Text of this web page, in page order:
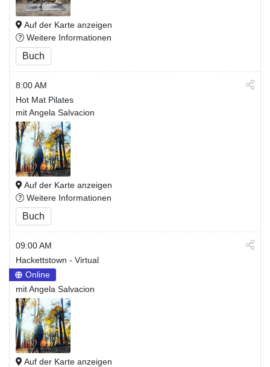
Auf der Karte anzeigen
Weitere Informationen
Buch
8:00 AM
Hot Mat Pilates
mit Angela Salvacion
Auf der Karte anzeigen
Weitere Informationen
Buch
09:00 AM
Hackettstown - Virtual
Online
mit Angela Salvacion
Auf der Karte anzeigen